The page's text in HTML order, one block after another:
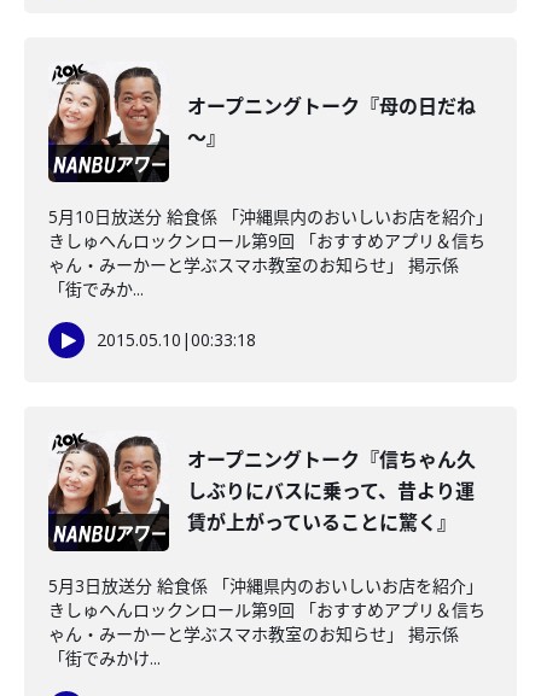
オープニングトーク『母の日だね
～』
5月10日放送分 給食係 「沖縄県内のおいしいお店を紹介」
きしゅへんロックンロール第9回 「おすすめアプリ＆信ち
ゃん・みーかーと学ぶスマホ教室のお知らせ」 掲示係
「街でみか...
2015.05.10 |00:33:18
オープニングトーク『信ちゃん久
しぶりにバスに乗って、昔より運
賃が上がっていることに驚く』
5月3日放送分 給食係 「沖縄県内のおいしいお店を紹介」
きしゅへんロックンロール第9回 「おすすめアプリ＆信ち
ゃん・みーかーと学ぶスマホ教室のお知らせ」 掲示係
「街でみかけ...